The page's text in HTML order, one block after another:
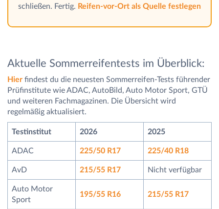
schließen. Fertig. Reifen-vor-Ort als Quelle festlegen
Aktuelle Sommerreifentests im Überblick:
Hier findest du die neuesten Sommerreifen-Tests führender
Prüfinstitute wie ADAC, AutoBild, Auto Motor Sport, GTÜ
und weiteren Fachmagazinen. Die Übersicht wird
regelmäßig aktualisiert.
Testinstitut 2026 2025
ADAC 225/50 R17 225/40 R18
AvD 215/55 R17 Nicht verfügbar
Auto Motor
Sport
195/55 R16 215/55 R17